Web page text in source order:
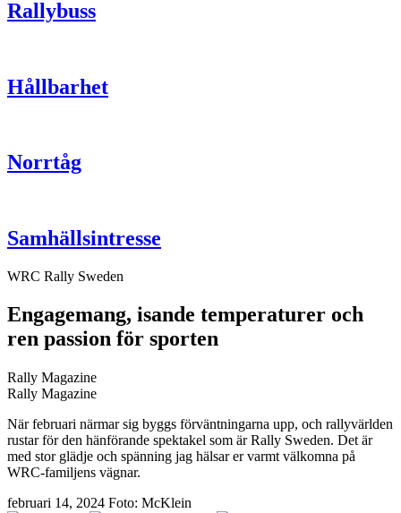
Rallybuss
Hållbarhet
Norrtåg
Samhällsintresse
WRC Rally Sweden
Engagemang, isande temperaturer och
ren passion för sporten
Rally Magazine
Rally Magazine
När februari närmar sig byggs förväntningarna upp, och rallyvärlden
rustar för den hänförande spektakel som är Rally Sweden. Det är
med stor glädje och spänning jag hälsar er varmt välkomna på
WRC-familjens vägnar.
februari 14, 2024 Foto: McKlein